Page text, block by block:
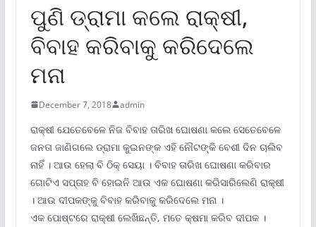
ପୁଣି ଡ୍ରାମା କଲେ ରାକ୍ଷୀ,
ବିବାହ କରିବାକୁ କରିଦେଲେ
ମନା
December 7, 2018 admin
ରାକ୍ଷୀ ଯେତେବେଳେ ନିଜ ବିବାହ ତାରିଖ ଘୋଷଣା କଲେ ସେତେବେଳେ
ଜନତା ଜାଣିଗଲେ ଡ୍ରାମା କୁଇନଙ୍କ ଏହି ନୌଟଙ୍କି ବେଶୀ ଦିନ ଚାଲିବ
ନାହିଁ । ଆଉ ହେଲା ବି ଠିକ୍ ସେୟା । ବିବାହ ତାରିଖ ଘୋଷଣା କରିବାର
ଗୋଟିଏ ସପ୍ତାହ ବି ହୋଇନି ଆଉ ଏକ ଘୋଷଣା କରିସାରିଲେଣି ରାକ୍ଷୀ
। ଆଉ ଦୀପକଙ୍କୁ ବିବାହ କରିବାକୁ କରିଦେଲେ ମନା ।
ଏକ ପୋଷ୍ଟରେ ରାକ୍ଷୀ ଲେଖିଛନ୍ତି, ମତେ କ୍ଷମା କରିବ ଦୀପକ ।